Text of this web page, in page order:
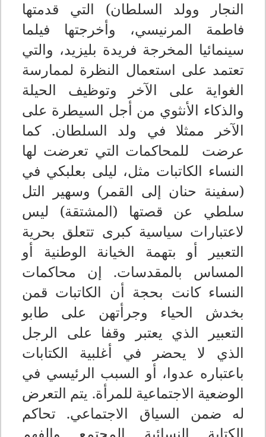
النجار وولد السلطان) التي قدمتها
فاطمة المرنيسي، وأخرجتها فيلما
سينمائيا المخرجة فريدة بليزيد، والتي
تعتمد على استعمال النظرة لممارسة
الغواية على الآخر وتوظيف الحيلة
والذكاء الأنثوي من أجل السيطرة على
الآخر ممثلا في ولد السلطان. كما
عرضت للمحاكمات التي تعرضت لها
النساء الكاتبات مثل، ليلى بعلبكي في
(سفينة حنان إلى القمر) وسهير التل
سلطي عن قصتها (المشتقة) ليس
لاعتبارات سياسية كبرى تتعلق بحرية
التعبير أو بتهمة الخيانة الوطنية أو
المساس بالمقدسات. إن محاكمات
النساء كانت بحجة أن الكاتبات قمن
بخدش الحياء وجرأتهن على طابو
التعبير الذي يعتبر وقفا على الرجل
الذي لا يحضر في أغلبية الكتابات
باعتباره عدوا، أو السبب الرئيسي في
الوضعية الاجتماعية للمرأة. يتم التعرض
له ضمن السياق الاجتماعي. تحاكم